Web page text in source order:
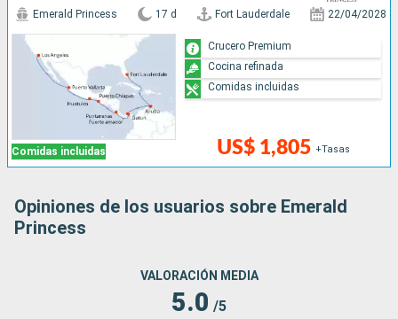
Comidas incluidas
Emerald Princess 17 d Fort Lauderdale 22/04/2028
US$ 1,805 +Tasas
Crucero Premium
Cocina refinada
Comidas incluidas
Opiniones de los usuarios sobre Emerald
Princess
VALORACIÓN MEDIA
5.0 /5